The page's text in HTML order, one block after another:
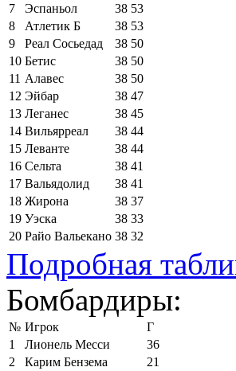
7
Эспаньол 38 53
8
Атлетик Б 38 53
9
Реал Сосьедад 38 50
10 Бетис 38 50
11 Алавес 38 50
12 Эйбар 38 47
13 Леганес 38 45
14 Вильярреал 38 44
15 Леванте 38 44
16 Сельта 38 41
17 Вальядолид 38 41
18 Жирона 38 37
19 Уэска 38 33
20 Райо Вальекано 38 32
Подробная
Бомбардиры:
№ Игрок
Г
1
Лионель Месси
36
2
Карим Бензема
21